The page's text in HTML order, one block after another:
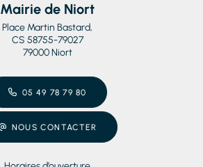
Mairie de Niort
Place Martin Bastard,
CS 58755-79027
79000 Niort
05 49 78 79 80
NOUS CONTACTER